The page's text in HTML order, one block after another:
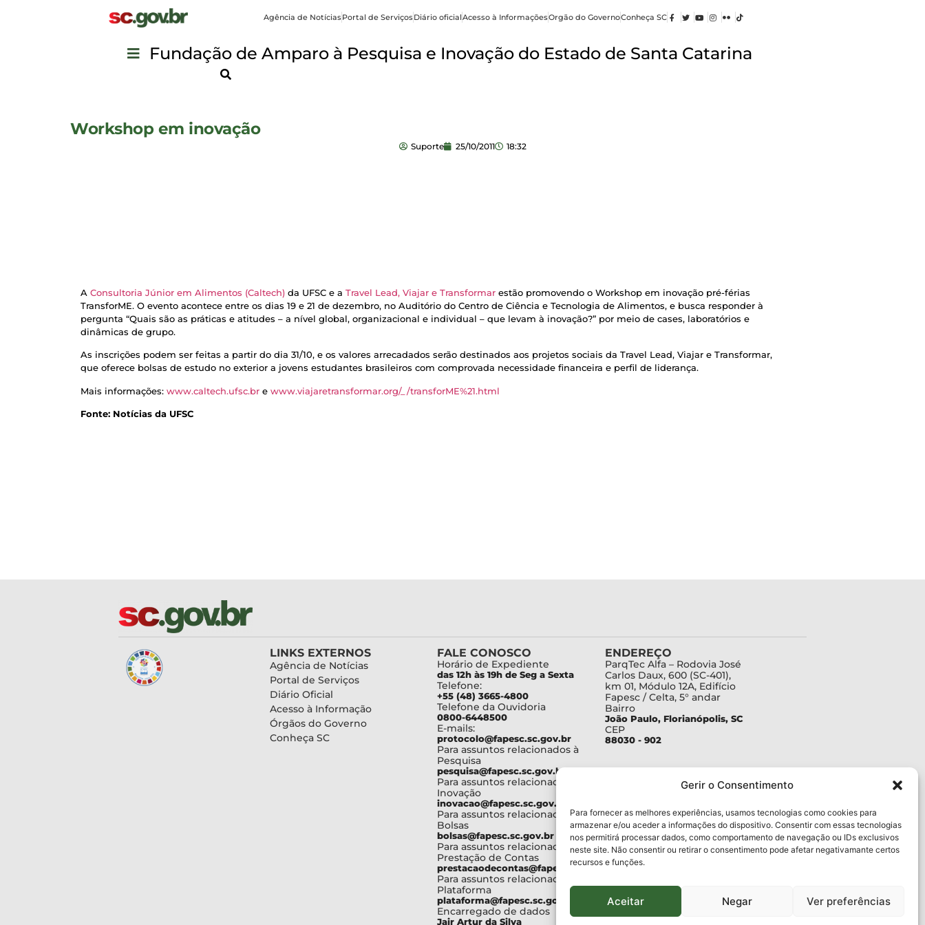
Gerir o Consentimento
Para fornecer as melhores experiências, usamos tecnologias como cookies para
armazenar e/ou aceder a informações do dispositivo. Consentir com essas tecnologias
nos permitirá processar dados, como comportamento de navegação ou IDs exclusivos
neste site. Não consentir ou retirar o consentimento pode afetar negativamante certos
recursos e funções.
Aceitar Negar Ver preferências
Agência de NotíciasPortal de ServiçosDiário oficialAcesso à InformaçõesOrgão do GovernoConheça SC
Fundação de Amparo à Pesquisa e Inovação do Estado de Santa Catarina
Workshop em inovação
Suporte 25/10/2011 18:32
A Consultoria Júnior em Alimentos (Caltech) da UFSC e a Travel Lead, Viajar e Transformar estão promovendo o Workshop em inovação pré-férias
TransforME. O evento acontece entre os dias 19 e 21 de dezembro, no Auditório do Centro de Ciência e Tecnologia de Alimentos, e busca responder à
pergunta “Quais são as práticas e atitudes – a nível global, organizacional e individual – que levam à inovação?” por meio de cases, laboratórios e
dinâmicas de grupo.
As inscrições podem ser feitas a partir do dia 31/10, e os valores arrecadados serão destinados aos projetos sociais da Travel Lead, Viajar e Transformar,
que oferece bolsas de estudo no exterior a jovens estudantes brasileiros com comprovada necessidade financeira e perfil de liderança.
Mais informações: www.caltech.ufsc.br e www.viajaretransformar.org/_/transforME%21.html
Fonte: Notícias da UFSC
LINKS EXTERNOS
Agência de Notícias
Portal de Serviços
Diário Oficial
Acesso à Informação
Órgãos do Governo
Conheça SC
FALE CONOSCO
Horário de Expediente
das 12h às 19h de Seg a Sexta
Telefone:
+55 (48) 3665-4800
Telefone da Ouvidoria
0800-6448500
E-mails:
protocolo@fapesc.sc.gov.br
Para assuntos relacionados à
Pesquisa
pesquisa@fapesc.sc.gov.br
Para assuntos relacionados à
Inovação
inovacao@fapesc.sc.gov.br
Para assuntos relacionados à
Bolsas
bolsas@fapesc.sc.gov.br
Para assuntos relacionados à
Prestação de Contas
prestacaodecontas@fapesc.sc.gov.br
Para assuntos relacionados à
Plataforma
plataforma@fapesc.sc.gov.br
Encarregado de dados
Jair Artur da Silva
ENDEREÇO
ParqTec Alfa – Rodovia José
Carlos Daux, 600 (SC-401),
km 01, Módulo 12A, Edifício
Fapesc / Celta, 5° andar
Bairro
João Paulo, Florianópolis, SC
CEP
88030 - 902